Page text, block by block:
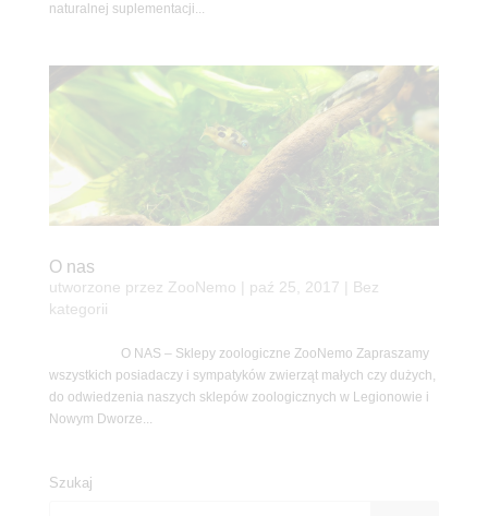
naturalnej suplementacji...
O nas
utworzone przez ZooNemo paź 25, 2017 | Bez
kategorii
O NAS – Sklepy zoologiczne ZooNemo Zapraszamy
wszystkich posiadaczy i sympatyków zwierząt małych czy dużych,
do odwiedzenia naszych sklepów zoologicznych w Legionowie i
Nowym Dworze...
Szukaj